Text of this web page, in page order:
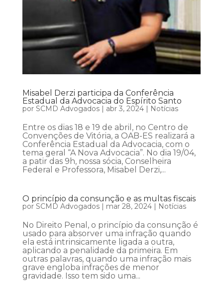
Misabel Derzi participa da Conferência
Estadual da Advocacia do Espírito Santo
por SCMD Advogados| abr 3, 2024| Notícias
Entre os dias 18 e 19 de abril, no Centro de
Convenções de Vitória, a OAB-ES realizará a
Conferência Estadual da Advocacia, com o
tema geral “A Nova Advocacia”. No dia 19/04,
a patir das 9h, nossa sócia, Conselheira
Federal e Professora, Misabel Derzi,...
O princípio da consunção e as multas fiscais
por SCMD Advogados| mar 28, 2024| Notícias
No Direito Penal, o princípio da consunção é
usado para absorver uma infração quando
ela está intrinsicamente ligada a outra,
aplicando a penalidade da primeira. Em
outras palavras, quando uma infração mais
grave engloba infrações de menor
gravidade. Isso tem sido uma...